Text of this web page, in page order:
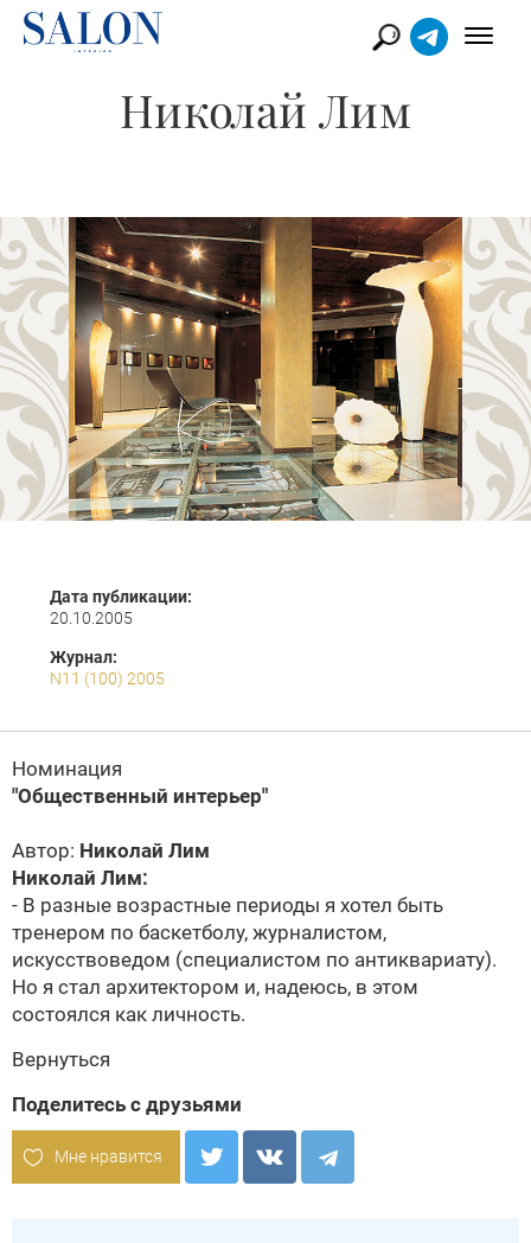
Николай Лим
Дата публикации:
20.10.2005
Журнал:
N11 (100) 2005
Номинация
"Общественный интерьер"
Автор: Николай Лим
Николай Лим:
- В разные возрастные периоды я хотел быть
тренером по баскетболу, журналистом,
искусствоведом (специалистом по антиквариату).
Но я стал архитектором и, надеюсь, в этом
состоялся как личность.
Вернуться
Поделитесь с друзьями
Мне нравится